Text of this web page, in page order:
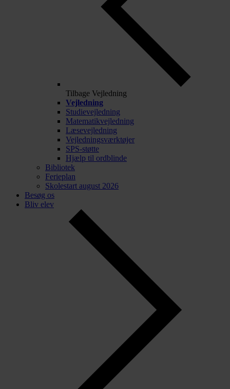
Tilbage Vejledning
Vejledning
Studievejledning
Matematikvejledning
Læsevejledning
Vejledningsværktøjer
SPS-støtte
Hjælp til ordblinde
Bibliotek
Ferieplan
Skolestart august 2026
Besøg os
Bliv elev